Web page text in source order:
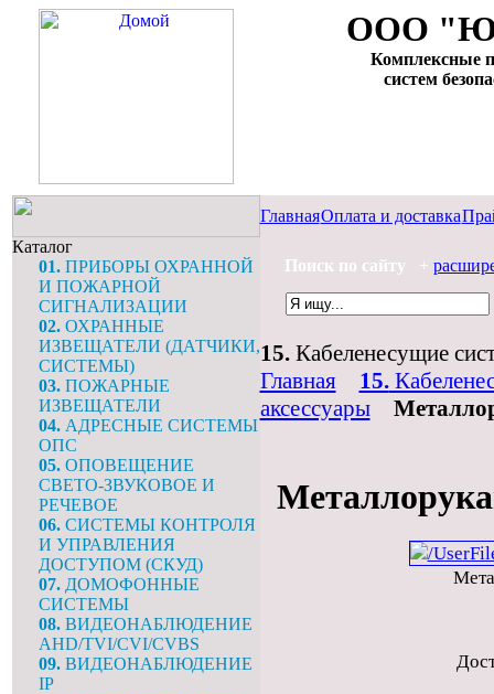
ООО
Комплексные
систем
ГлавнаяОплата и доставка
Каталог
01.ПРИБОРЫ ОХРАННОЙ
И ПОЖАРНОЙ
СИГНАЛИЗАЦИИ
02.ОХРАННЫЕ
ИЗВЕЩАТЕЛИ (ДАТЧИКИ,
СИСТЕМЫ)
03.ПОЖАРНЫЕ
ИЗВЕЩАТЕЛИ
04.АДРЕСНЫЕ СИСТЕМЫ
ОПС
05.ОПОВЕЩЕНИЕ
СВЕТО-ЗВУКОВОЕ И
РЕЧЕВОЕ
06.СИСТЕМЫ КОНТРОЛЯ
И УПРАВЛЕНИЯ
ДОСТУПОМ (СКУД)
07.ДОМОФОННЫЕ
СИСТЕМЫ
08.ВИДЕОНАБЛЮДЕНИЕ
AHD/TVI/CVI/CVBS
09.ВИДЕОНАБЛЮДЕНИЕ
IP
Поиск по сайту +
15.Кабеленесущие
Главная
15.
аксессуары